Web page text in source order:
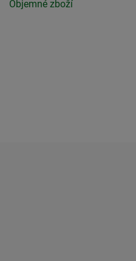
Objemné zboží